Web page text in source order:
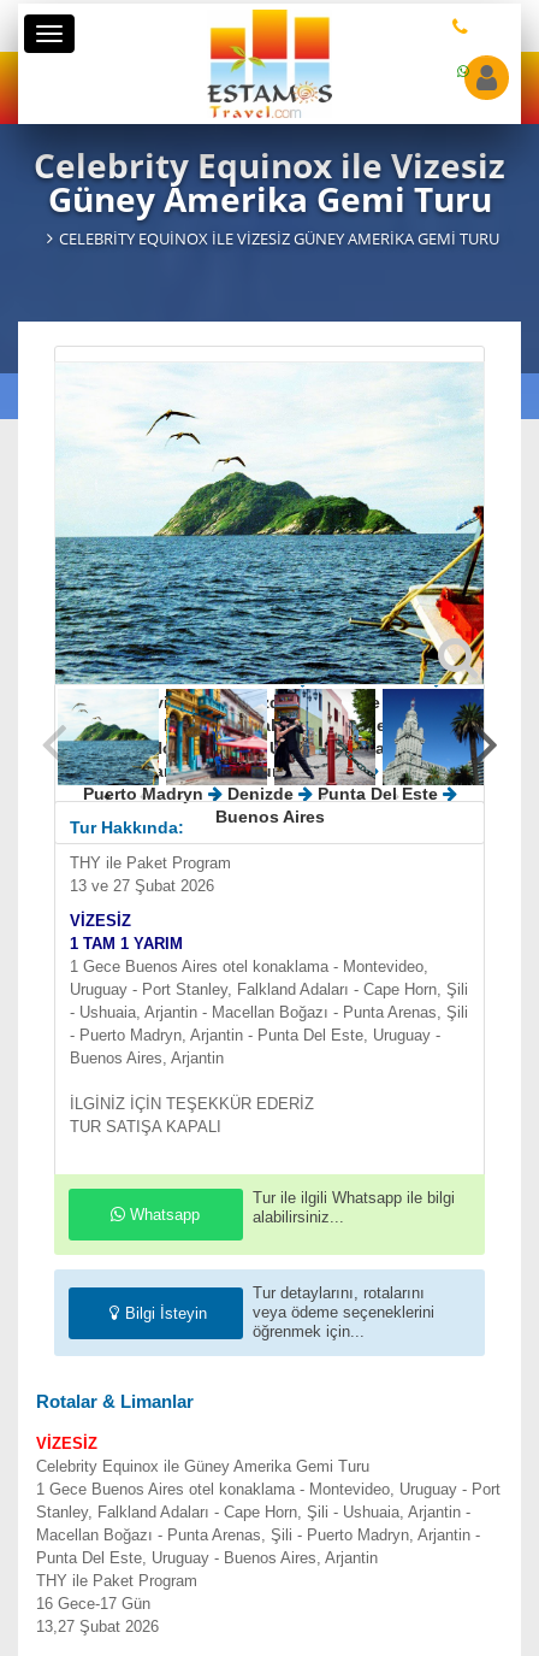
Kategoriler
Celebrity Equinox ile Vizesiz
Güney Amerika Gemi Turu
CELEBRITY EQUINOX ILE VIZESIZ GÜNEY AMERIKA GEMI TURU
Celebrity Equinox
Çıkış Limanı
Buenos Aires
Varış Limanı
Buenos Aires
Limanlar :Buenos Aires
Buenos Aires
Montevideo
Denizde Denizde
Port
Stanley - Falkland Adaları
Denizde
Cape
Horn/Horn Burnu
Ushuaia
Macellan
Boğazı`ndan Geçiş
Punta Arenas
Denizde
Puerto Madryn
Denizde
Punta Del Este
Buenos Aires
Tur Hakkında:
THY ile Paket Program
13 ve 27 Şubat 2026
VİZESİZ
1 TAM 1 YARIM
1 Gece Buenos Aires otel konaklama - Montevideo,
Uruguay - Port Stanley, Falkland Adaları - Cape Horn, Şili
- Ushuaia, Arjantin - Macellan Boğazı - Punta Arenas, Şili
- Puerto Madryn, Arjantin - Punta Del Este, Uruguay -
Buenos Aires, Arjantin
İLGİNİZ İÇİN TEŞEKKÜR EDERİZ
TUR SATIŞA KAPALI
Whatsapp
Tur ile ilgili Whatsapp ile bilgi
alabilirsiniz...
Bilgi İsteyin
Tur detaylarını, rotalarını
veya ödeme seçeneklerini
öğrenmek için...
Rotalar & Limanlar
VİZESİZ
Celebrity Equinox ile Güney Amerika Gemi Turu
1 Gece Buenos Aires otel konaklama - Montevideo, Uruguay - Port
Stanley, Falkland Adaları - Cape Horn, Şili - Ushuaia, Arjantin -
Macellan Boğazı - Punta Arenas, Şili - Puerto Madryn, Arjantin -
Punta Del Este, Uruguay - Buenos Aires, Arjantin
THY ile Paket Program
16 Gece-17 Gün
13,27 Şubat 2026